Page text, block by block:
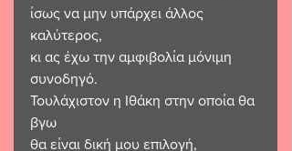
ίσως να μην υπάρχει άλλος
καλύτερος,
κι ας έχω την αμφιβολία μόνιμη
συνοδηγό.
Τουλάχιστον η Ιθάκη στην οποία θα
βγω
θα είναι δική μου επιλογή,